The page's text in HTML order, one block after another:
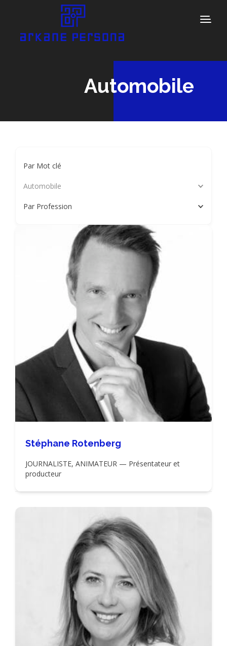
Automobile
Par Mot clé
Automobile
Par Profession
Stéphane Rotenberg
JOURNALISTE, ANIMATEUR — Présentateur et
producteur